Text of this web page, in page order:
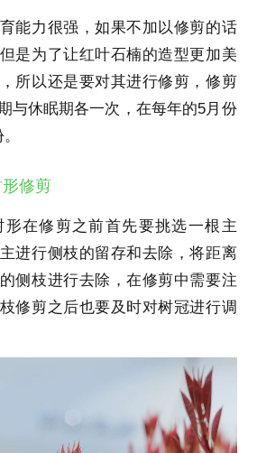
能力很强，如果不加以修剪的话
是为了让红叶石楠的造型更加美
所以还是要对其进行修剪，修剪
与休眠期各一次，在每年的5月份
修剪
在修剪之前首先要挑选一根主
进行侧枝的留存和去除，将距离
侧枝进行去除，在修剪中需要注
修剪之后也要及时对树冠进行调